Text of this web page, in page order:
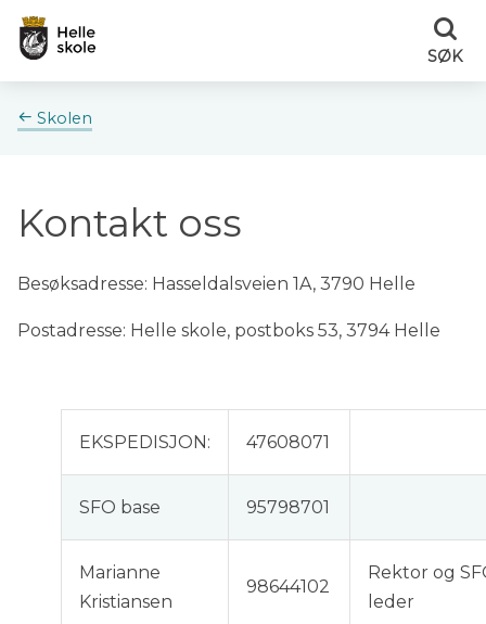
Helle
skole skole
SØK
Du
er
Skolen
Kontakt oss
Besøksadresse: Hasseldalsveien 1A, 3790 Helle
Postadresse: Helle skole, postboks 53, 3794 Helle
EKSPEDISJON: 47608071
SFO base 95798701
Marianne
Kristiansen
98644102
Rektor og
leder